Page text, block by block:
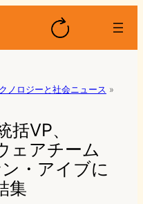
ノロジーと社会ニュース »
VP、
ェアチーム
・アイブに
集